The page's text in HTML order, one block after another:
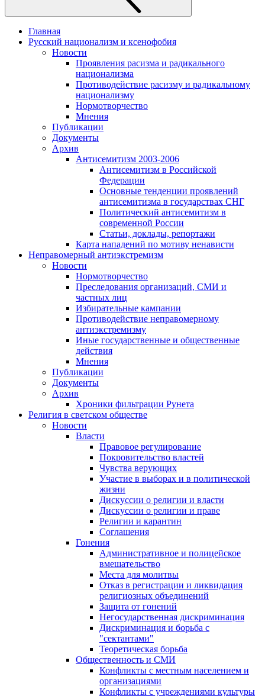
Главная
Русский национализм и ксенофобия
Новости
Проявления расизма и радикального
национализма
Противодействие расизму и радикальному
национализму
Нормотворчество
Мнения
Публикации
Документы
Архив
Антисемитизм 2003-2006
Антисемитизм в Российской
Федерации
Основные тенденции проявлений
антисемитизма в государствах СНГ
Политический антисемитизм в
современной России
Статьи, доклады, репортажи
Карта нападений по мотиву ненависти
Неправомерный антиэкстремизм
Новости
Нормотворчество
Преследования организаций, СМИ и
частных лиц
Избирательные кампании
Противодействие неправомерному
антиэкстремизму
Иные государственные и общественные
действия
Мнения
Публикации
Документы
Архив
Хроники фильтрации Рунета
Религия в светском обществе
Новости
Власти
Правовое регулирование
Покровительство властей
Чувства верующих
Участие в выборах и в политической
жизни
Дискуссии о религии и власти
Дискуссии о религии и праве
Религии и карантин
Соглашения
Гонения
Административное и полицейское
вмешательство
Места для молитвы
Отказ в регистрации и ликвидация
религиозных объединений
Защита от гонений
Негосударственная дискриминация
Дискриминация и борьба с
"сектантами"
Теоретическая борьба
Общественность и СМИ
Конфликты с местным населением и
организациями
Конфликты с учреждениями культуры